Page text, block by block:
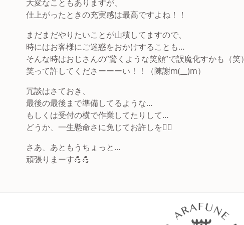
大変なこともありますが、
仕上がったときの充実感は最高ですよね！！
まだまだやりたいことが山積してますので、
時にはお客様にご迷惑をおかけすることも…
そんな時はおじさんの”驚くような笑顔”で誤魔化すかも（笑）
笑って許してくださーーーい！！（陳謝m(__)m）
冗談はさておき、
最後の最後まで準備してるような…
もしくは受付の横で作業してたりして…
どうか、一生懸命さに免じてお許しを🙇‍♂️
さあ、あともうちょっと…
頑張りまーす💪💪